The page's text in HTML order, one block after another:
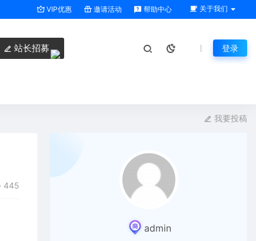
VIP优惠 邀请活动 帮助中心 关于我们
站长招募 登录
我要投稿
445
admin